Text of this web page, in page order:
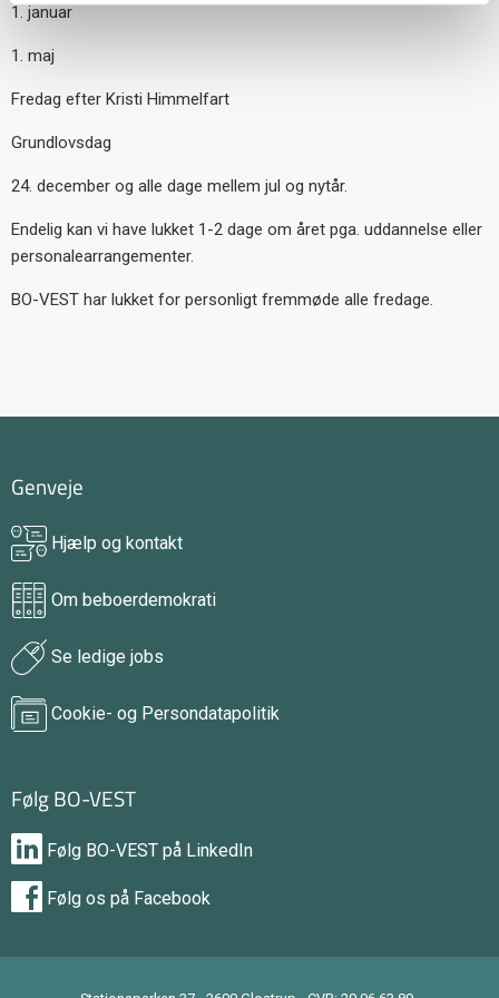
1. januar
1. maj
Fredag efter Kristi Himmelfart
Grundlovsdag
24. december og alle dage mellem jul og nytår.
Endelig kan vi have lukket 1-2 dage om året pga. uddannelse eller
personalearrangementer.
BO-VEST har lukket for personligt fremmøde alle fredage.
Genveje
Hjælp og kontakt
Om beboerdemokrati
Se ledige jobs
Cookie- og Persondatapolitik
Følg BO-VEST
Følg BO-VEST på LinkedIn
Følg os på Facebook